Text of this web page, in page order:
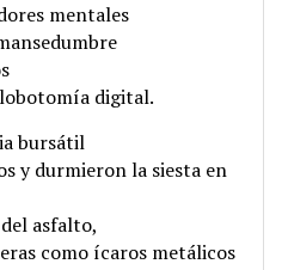
mentales
digital.
bursátil
y durmieron la siesta en
asfalto,
como ícaros metálicos